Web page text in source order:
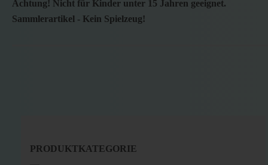
Achtung! Nicht für Kinder unter 15 Jahren geeignet.
Sammlerartikel - Kein Spielzeug!
PRODUKTKATEGORIE
PRODUKTKATEGORIE